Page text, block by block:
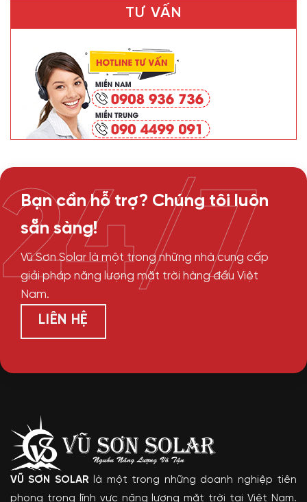
TƯ VẤN
Bạn cần hỗ trợ? Chúng tôi luôn
sẵn sàng!
Vũ Sơn Solar là một trong những nhà cung cấp
giải pháp năng lượng mặt trời hàng đầu Việt
Nam.
LIÊN HỆ
24/7
VŨ SƠN SOLAR là một trong những doanh nghiệp tiên
phong trong lĩnh vực năng lượng mặt trời tại Việt Nam.